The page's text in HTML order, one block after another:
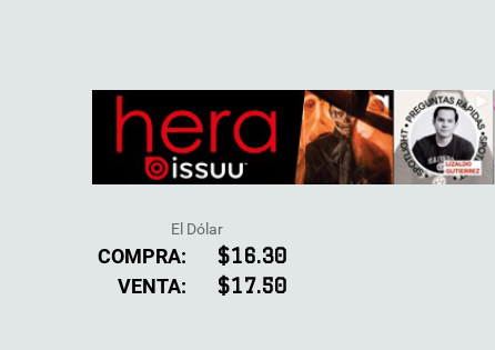
El Dólar
COMPRA: $16.30
VENTA: $17.50